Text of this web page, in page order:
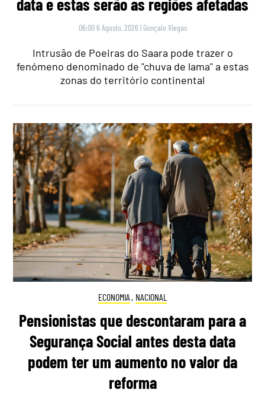
06:00 6 Agosto, 2026 | Gonçalo Viegas
Intrusão de Poeiras do Saara pode trazer o
fenómeno denominado de "chuva de lama" a estas
zonas do território continental
ECONOMIA , NACIONAL
Pensionistas que descontaram para a
Segurança Social antes desta data
podem ter um aumento no valor da
reforma